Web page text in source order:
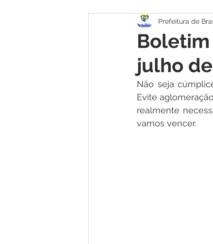
Cultura, Festa e Esporte
Institucional e Governo
Convênios e Parcerias
julho
Prefeitura de
Não seja
Evite
realmente
vamos vencer.